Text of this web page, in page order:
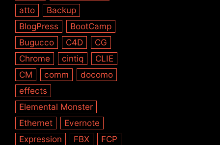
atto
Backup
BlogPress
BootCamp
Bugucco
C4D
CG
Chrome
cintiq
CLIE
CM
comm
docomo
effects
Elemental Monster
Ethernet
Evernote
Expression
FBX
FCP